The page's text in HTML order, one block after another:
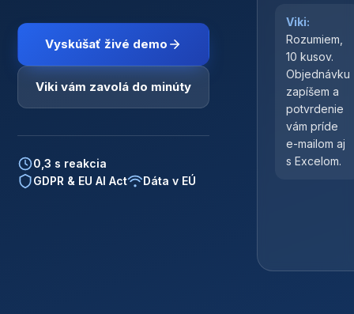
Vyskúšať živé demo
Viki vám zavolá do minúty
0,3 s reakcia
GDPR & EU AI Act
Dáta v EÚ
Viki:
Rozumiem,
10 kusov.
Objednávku
zapíšem a
potvrdenie
vám príde
e-mailom aj
s Excelom.